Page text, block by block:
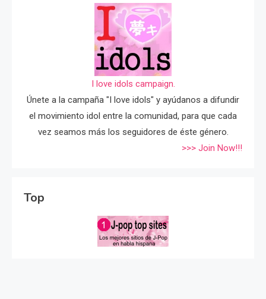
I love idols campaign.
Únete a la campaña "I love idols" y ayúdanos a difundir
el movimiento idol entre la comunidad, para que cada
vez seamos más los seguidores de éste género.
>>> Join Now!!!
Top